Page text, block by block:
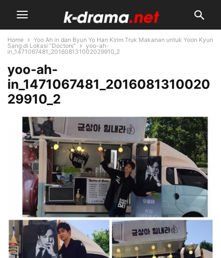
Home
Yoo Ah in dan Byun Yo Han Kirim Truk Makanan untuk Yoon Kyun
Sang di Lokasi “Doctors”
yoo-ah-
in_1471067481_201608131002029910_2
yoo-ah-
in_1471067481_2016081310020
29910_2